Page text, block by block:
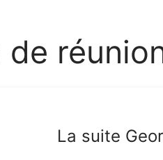
de
La suite